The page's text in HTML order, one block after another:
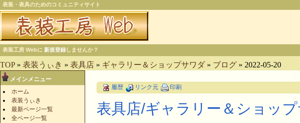
表装・表具のためのコミュニティサイト
表装工房 Webに 新規登録しませんか？
TOP» 表装うぃき » 表具店 » ギャラリー＆ショップサワダ » ブログ » 2022-05-20
メインメニュー
ホーム
表装うぃき
最新ページ一覧
全ページ一覧
履歴 リンク元 印刷
表具店​/ギャラリー＆ショッ